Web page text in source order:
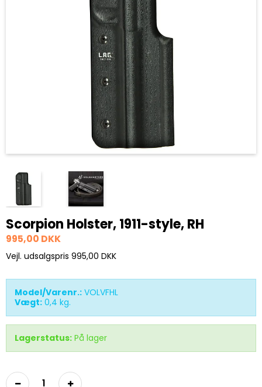
Scorpion Holster, 1911-style, RH
995,00 DKK
Vejl. udsalgspris 995,00 DKK
Model/Varenr.: VOLVFHL
Vægt: 0,4 kg.
Lagerstatus: På lager